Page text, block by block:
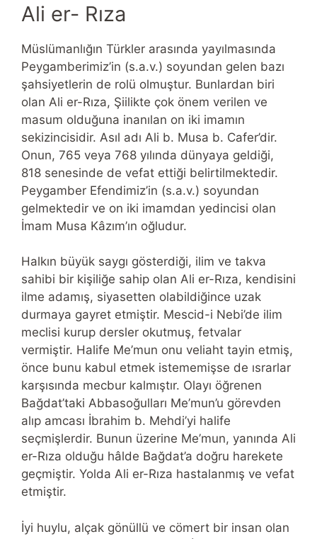
Ali er- Rıza
Müslümanlığın Türkler arasında yayılmasında
Peygamberimiz’in (s.a.v.) soyundan gelen bazı
şahsiyetlerin de rolü olmuştur. Bunlardan biri
olan Ali er-Rıza, Şiilikte çok önem verilen ve
masum olduğuna inanılan on iki imamın
sekizincisidir. Asıl adı Ali b. Musa b. Cafer’dir.
Onun, 765 veya 768 yılında dünyaya geldiği,
818 senesinde de vefat ettiği belirtilmektedir.
Peygamber Efendimiz’in (s.a.v.) soyundan
gelmektedir ve on iki imamdan yedincisi olan
İmam Musa Kâzım’ın oğludur.
Halkın büyük saygı gösterdiği, ilim ve takva
sahibi bir kişiliğe sahip olan Ali er-Rıza, kendisini
ilme adamış, siyasetten olabildiğince uzak
durmaya gayret etmiştir. Mescid-i Nebi’de ilim
meclisi kurup dersler okutmuş, fetvalar
vermiştir. Halife Me’mun onu veliaht tayin etmiş,
önce bunu kabul etmek istememişse de ısrarlar
karşısında mecbur kalmıştır. Olayı öğrenen
Bağdat’taki Abbasoğulları Me’mun’u görevden
alıp amcası İbrahim b. Mehdi’yi halife
seçmişlerdir. Bunun üzerine Me’mun, yanında Ali
er-Rıza olduğu hâlde Bağdat’a doğru harekete
geçmiştir. Yolda Ali er-Rıza hastalanmış ve vefat
etmiştir.
İyi huylu, alçak gönüllü ve cömert bir insan olan